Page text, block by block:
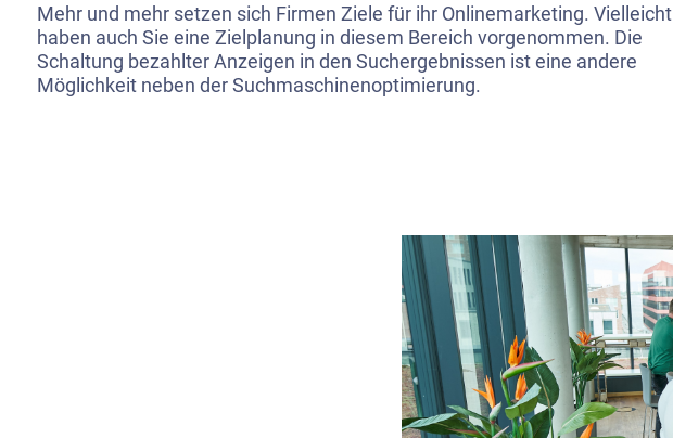
Mehr und mehr setzen sich Firmen Ziele für ihr Onlinemarketing. Vielleicht
haben auch Sie eine Zielplanung in diesem Bereich vorgenommen. Die
Schaltung bezahlter Anzeigen in den Suchergebnissen ist eine andere
Möglichkeit neben der Suchmaschinenoptimierung.